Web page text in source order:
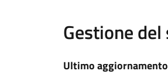
Gestione
Ultimo aggiornamento